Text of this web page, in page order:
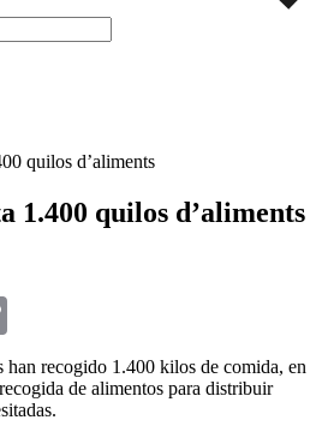
quilos d’aliments
1.400 quilos d’aliments